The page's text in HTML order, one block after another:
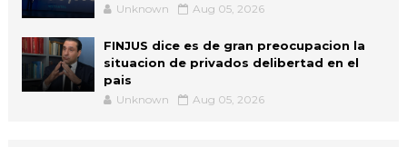
Unknown Aug 05, 2026
FINJUS dice es de gran preocupacion la
situacion de privados delibertad en el
pais
Unknown Aug 05, 2026